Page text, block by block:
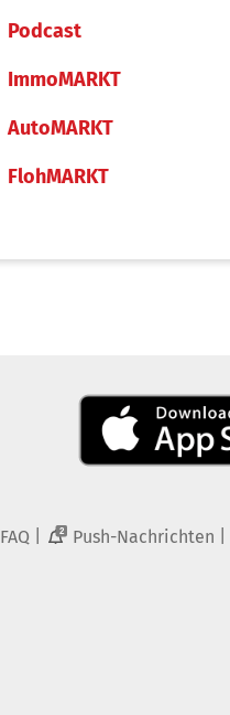
Podcast
ImmoMARKT
AutoMARKT
FlohMARKT
FAQ 2 Push-Nachrichten